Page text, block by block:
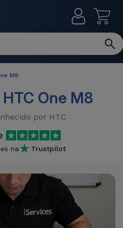
M8
HTC One M8
por HTC
na Trustpilot